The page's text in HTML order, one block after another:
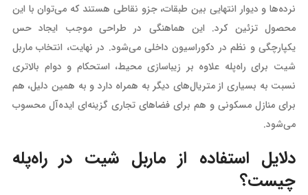
نرده‌ها و دیوار انتهایی بین طبقات، جزو نقاطی هستند که می‌توان با این
محصول تزئین کرد. این هماهنگی در طراحی موجب ایجاد حس
یکپارچگی و نظم در دکوراسیون داخلی می‌شود. در نهایت، انتخاب ماربل
شیت برای راه‌پله علاوه بر زیباسازی محیط، استحکام و دوام بالاتری
نسبت به بسیاری از متریال‌های دیگر به همراه دارد و به همین دلیل، هم
برای منازل مسکونی و هم برای فضاهای تجاری گزینه‌ای ایده‌آل محسوب
می‌شود.
دلایل استفاده از ماربل شیت در راه‌پله
چیست؟